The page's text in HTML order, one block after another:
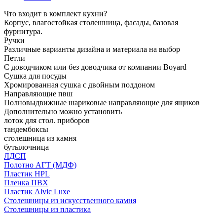
Что входит в комплект кухни?
Корпус, влагостойкая столешница, фасады, базовая
фурнитура.
Ручки
Различные варианты дизайна и материала на выбор
Петли
С доводчиком или без доводчика от компании Boyard
Сушка для посуды
Хромированная сушка с двойным поддоном
Направляющие пвш
Полновыдвижные шариковые направляющие для ящиков
Дополнительно можно установить
лоток для стол. приборов
тандембоксы
столешница из камня
бутылочница
ЛДСП
Полотно АГТ (МДФ)
Пластик HPL
Пленка ПВХ
Пластик Alvic Luxe
Столешницы из искусственного камня
Столешницы из пластика